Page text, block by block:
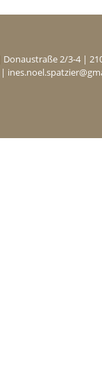
Donaustraße 2/3-4 |
|